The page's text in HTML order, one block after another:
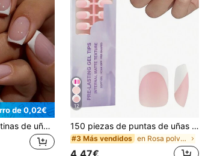
de 0,02€
24 piezas de pegatinas de uñas francesas blancas cuadradas cortas, diseño minimalista, adecuadas para uso diario, accesorios de uñas artificiales, suministros para uñas
12
150 piezas de puntas de uñas acrílicas francesas cuadradas y redondas cortas en rosa y blanco, puntas de gel de manicura francesa 3 en 1 para arte de uñas DIY, 15 tamaños para mujeres y salón de uñas, uñas postizas y suministros para uñas
#3 Más vendidos en Rosa polvoriento Uñas postizas a presión
4,47€